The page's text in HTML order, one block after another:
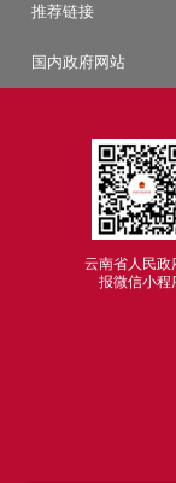
推荐链接
国内政府网站
云南省人民政
报微信小程